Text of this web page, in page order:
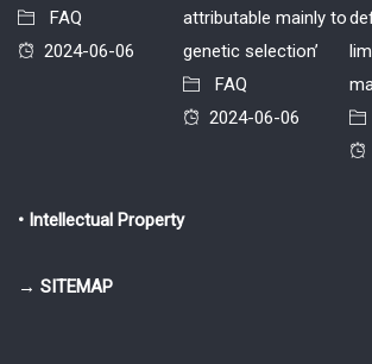
FAQ
2024-06-06
attributable mainly to
genetic selection’
FAQ
2024-06-06
• Intellectual Property
→ SITEMAP